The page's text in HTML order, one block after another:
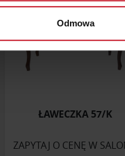
więcej odnośnie tego, jak
oraz ustaw
wycofać swoją zgodę w
połączyć te informacje
Odmowa
ŁAWECZKA 57/K
ZAPYTAJ O CENĘ W